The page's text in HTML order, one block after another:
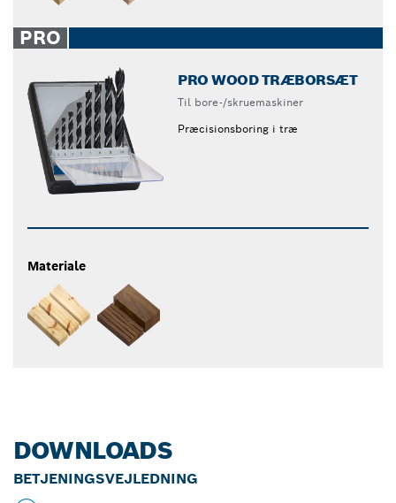
PRO
PRO WOOD TRÆBORSÆT
Til bore-/skruemaskiner
Præcisionsboring i træ
Materiale
DOWNLOADS
BETJENINGSVEJLEDNING